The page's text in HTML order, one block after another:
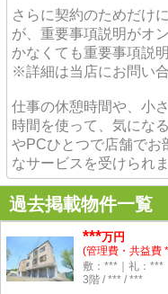
さらに契約のためだけ
が、重要事項説明がオ
かなくても重要事項説
※詳細は当店にお問い
仕事の休憩時間や、小
時間を使って、気にな
やPCひとつで店舗でお
なサービスを受けられま
過去掲載物件一覧
***万円
(管理費・共益費
敷：***｜礼：***
3階 / *** / ***